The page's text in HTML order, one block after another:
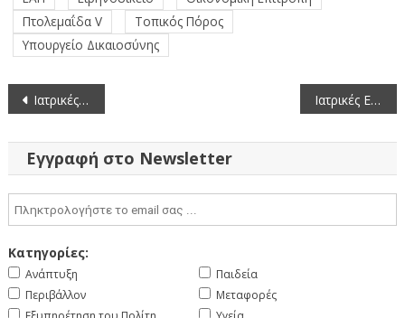
Πτολεμαΐδα V
Τοπικός Πόρος
Υπουργείο Δικαιοσύνης
Πλοήγηση
άρθρων
Ιατρικές Ειδικότητες Περιφερειακής Ενότητας Κοζάνης – Τελευταία ενημέρωση 25-9-2023 Ιατρικές Ειδικότητες Περιφερειακής Ενότητας Κοζάνης – Τελευταία ενημέρωση 26-9-2023
Εγγραφή στο Newsletter
Κατηγορίες:
Ανάπτυξη
Περιβάλλον
Παιδεία
Μεταφορές